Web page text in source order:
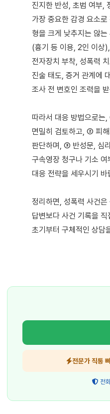
진지한 반성, 초범 여부,
가장 중요한 감경 요소
형을 크게 낮추지는 않
(흉기 등 이용, 2인 이상
전자장치 부착, 성폭력
진술 태도, 증거 관계에
조사 전 변호인 조력을
따라서 대응 방법으로는
면밀히 검토하고, ② 피해
판단하며, ③ 반성문, 심
구속영장 청구나 기소
대응 전략을 세우시기 바
정리하면, 성폭력 사건
답변보다 사건 기록을
초기부터 구체적인 상담
전문가 직통
전